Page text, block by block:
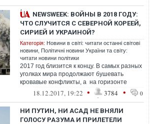
NEWSWEEK: ВОЙНЫ В 2018 ГОДУ:
ЧТО СЛУЧИТСЯ С СЕВЕРНОЙ КОРЕЕЙ,
СИРИЕЙ И УКРАИНОЙ?
Категорія: Новини в світі: читати останні світові
новини Політичні новини України та світу:
читати новини політики
2017 год близится к концу. В самых разных
уголках мира продолжают бушевать
кровавые конфликты, а на горизонте
видны новые войны.
18.12.2017, 19:22 • 3784 • 0
НИ ПУТИН, НИ АСАД НЕ ВНЯЛИ
ГОЛОСУ РАЗУМА И ПРИЛЕТЕЛИ